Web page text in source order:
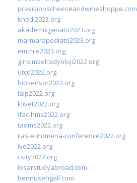
provisionscheeseandwineshoppe.com
khedi2023.org
akademikgeriatri2023.org
marmarapediatri2023.org
emchie2023.org
girisimselradyoloji2022.org
utcd2022.org
biosensor2022.org
ialp2022.org
klivet2022.org
ifac-hms2022.org
taoms2022.org
iias-euromena-conference2022.org
ivd2022.org
csity2022.org
ibsarstudyabroad.com
bennusehgall.com